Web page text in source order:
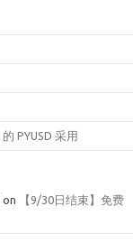
PYUSD 采用
on
【9/30日结束】免费